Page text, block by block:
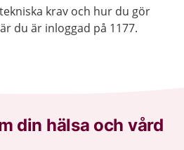
krav och hur du gör
du är inloggad på 1177.
din hälsa och vård